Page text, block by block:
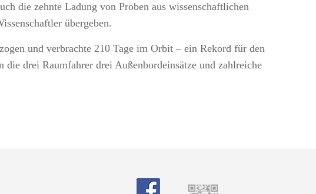
die zehnte Ladung von Proben aus wissenschaftlichen
übergeben.
und verbrachte 210 Tage im Orbit – ein Rekord für den
drei Raumfahrer drei Außenbordeinsätze und zahlreiche